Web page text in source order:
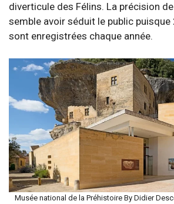
diverticule des Félins. La précision
semble avoir séduit le public
sont enregistrées chaque année.
Musée national de la Préhistoire By Didier